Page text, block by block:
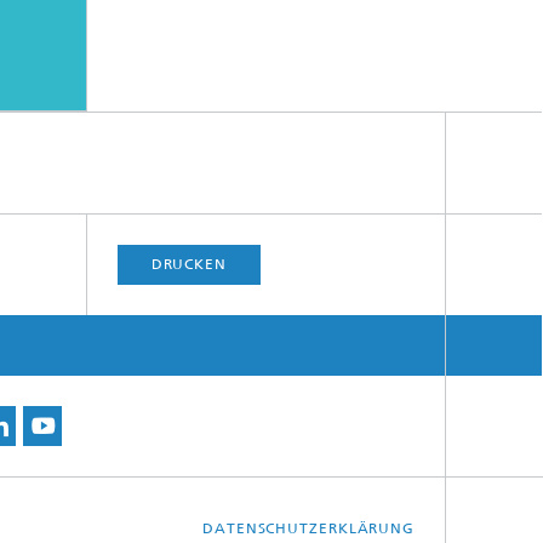
DRUCKEN
DATENSCHUTZERKLÄRUNG